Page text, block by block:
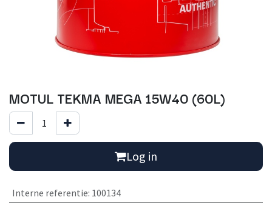
MOTUL TEKMA MEGA 15W40 (60L)
Log in
Interne referentie: 100134